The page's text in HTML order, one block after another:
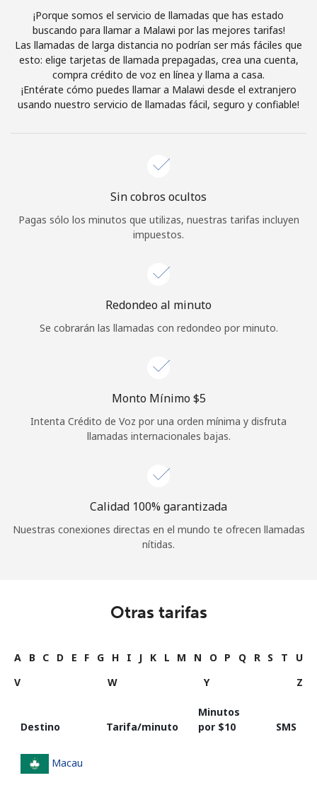
Únete
¡Hola!
Iniciar Sesión
Continuar con
¡Porque somos el servicio de llamadas que has estado
buscando para llamar a Malawi por las mejores tarifas!
Las llamadas de larga distancia no podrían ser más fáciles que
esto: elige tarjetas de llamada prepagadas, crea una cuenta,
compra crédito de voz en línea y llama a casa.
¡Entérate cómo puedes llamar a Malawi desde el extranjero
usando nuestro servicio de llamadas fácil, seguro y confiable!
Sin cobros ocultos
Pagas sólo los minutos que utilizas, nuestras tarifas incluyen
impuestos.
Redondeo al minuto
Se cobrarán las llamadas con redondeo por minuto.
Monto Mínimo ⁦$5⁩
Intenta Crédito de Voz por una orden mínima y disfruta
llamadas internacionales bajas.
Calidad 100% garantizada
Nuestras conexiones directas en el mundo te ofrecen llamadas
nítidas.
Otras tarifas
A B C D E F G H I J K L M N O P Q R S T
U
V
W Y Z
Destino Tarifa/minuto
Minutos
por ⁦$10⁩
SMS
Macau